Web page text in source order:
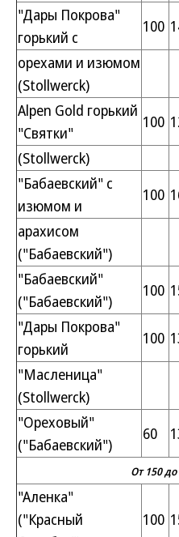
"Дары Покрова"
горький с
100
орехами и изюмом
(Stollwerck)
Alpen Gold горький
"Святки"
100
(Stollwerck)
"Бабаевский" с
изюмом и
100
арахисом
("Бабаевский")
"Бабаевский"
("Бабаевский")
100
"Дары Покрова"
горький
100
"Масленица"
(Stollwerck)
"Ореховый"
("Бабаевский")
60
От 150 до
"Аленка"
("Красный
100